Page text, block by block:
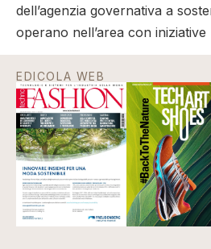
dell’agenzia governativa a
operano nell’area con
EDICOLA WEB